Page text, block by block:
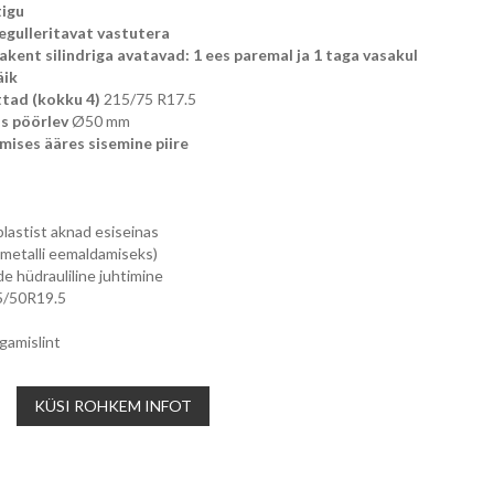
vastutera
silindriga avatavad: 1 ees paremal ja 1 taga vasakul
(kokku 4) 215/75 R17.5
pöörlevØ50 mm
ääres sisemine piire
aknad esiseinas
eemaldamiseks)
hüdrauliline juhtimine
50R19.5
KÜSI ROHKEM INFOT